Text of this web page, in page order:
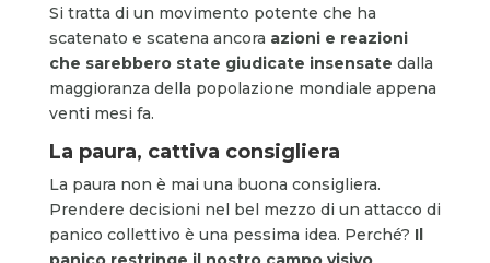
Si tratta di un movimento potente che ha
scatenato e scatena ancora azioni e reazioni
che sarebbero state giudicate insensate dalla
maggioranza della popolazione mondiale appena
venti mesi fa.
La paura, cattiva consigliera
La paura non è mai una buona consigliera.
Prendere decisioni nel bel mezzo di un attacco di
panico collettivo è una pessima idea. Perché? Il